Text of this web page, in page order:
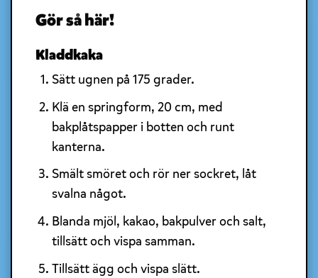
Gör så här!
Kladdkaka
Sätt ugnen på 175 grader.
Klä en springform, 20 cm, med
bakplåtspapper i botten och runt
kanterna.
Smält smöret och rör ner sockret, låt
svalna något.
Blanda mjöl, kakao, bakpulver och salt,
tillsätt och vispa samman.
Tillsätt ägg och vispa slätt.